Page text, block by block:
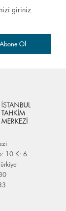
giriniz.
10 K: 6